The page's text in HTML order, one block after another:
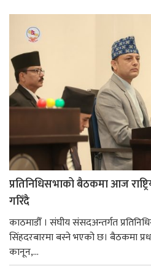
प्रतिनिधिसभाको बैठकमा आज
गरिँदै
काठमाडौँ । संघीय संसदअन्तर्गत
सिंहदरबारमा बस्ने भएको छ। बैठकमा
कानून,...